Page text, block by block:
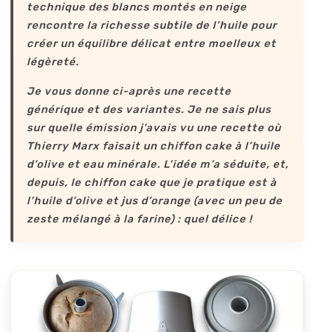
technique des blancs montés en neige
rencontre la richesse subtile de l’huile pour
créer un équilibre délicat entre moelleux et
légèreté.
Je vous donne ci-après une recette
générique et des variantes. Je ne sais plus
sur quelle émission j’avais vu une recette où
Thierry Marx faisait un chiffon cake à l’huile
d’olive et eau minérale. L’idée m’a séduite, et,
depuis, le chiffon cake que je pratique est à
l’huile d’olive et jus d’orange (avec un peu de
zeste mélangé à la farine) : quel délice !